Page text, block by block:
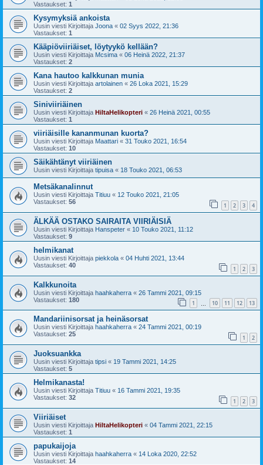
Vastaukset: 1
Kysymyksiä ankoista
Uusin viesti Kirjoittaja Joona « 02 Syys 2022, 21:36
Vastaukset: 1
Kääpiöviiriäiset, löytyykö kellään?
Uusin viesti Kirjoittaja Mcsima « 06 Heinä 2022, 21:37
Vastaukset: 2
Kana hautoo kalkkunan munia
Uusin viesti Kirjoittaja artolainen « 26 Loka 2021, 15:29
Vastaukset: 2
Siniviiriäinen
Uusin viesti Kirjoittaja HiltaHelikopteri « 26 Heinä 2021, 00:55
Vastaukset: 1
viiriäisille kananmunan kuorta?
Uusin viesti Kirjoittaja Maattari « 31 Touko 2021, 16:54
Vastaukset: 10
Säikähtänyt viiriäinen
Uusin viesti Kirjoittaja tipuisa « 18 Touko 2021, 06:53
Metsäkanalinnut
Uusin viesti Kirjoittaja Titiuu « 12 Touko 2021, 21:05
Vastaukset: 56 1 2 3 4
ÄLKÄÄ OSTAKO SAIRAITA VIIRIÄISIÄ
Uusin viesti Kirjoittaja Hanspeter « 10 Touko 2021, 11:12
Vastaukset: 9
helmikanat
Uusin viesti Kirjoittaja piekkola « 04 Huhti 2021, 13:44
Vastaukset: 40 1 2 3
Kalkkunoita
Uusin viesti Kirjoittaja haahkaherra « 26 Tammi 2021, 09:15
Vastaukset: 180 1 10 11 12 13
Mandariinisorsat ja heinäsorsat
Uusin viesti Kirjoittaja haahkaherra « 24 Tammi 2021, 00:19
Vastaukset: 25 1 2
Juoksuankka
Uusin viesti Kirjoittaja tipsi « 19 Tammi 2021, 14:25
Vastaukset: 5
Helmikanasta!
Uusin viesti Kirjoittaja Titiuu « 16 Tammi 2021, 19:35
Vastaukset: 32 1 2 3
Viiriäiset
Uusin viesti Kirjoittaja HiltaHelikopteri « 04 Tammi 2021, 22:15
Vastaukset: 1
papukaijoja
Uusin viesti Kirjoittaja haahkaherra « 14 Loka 2020, 22:52
Vastaukset: 14